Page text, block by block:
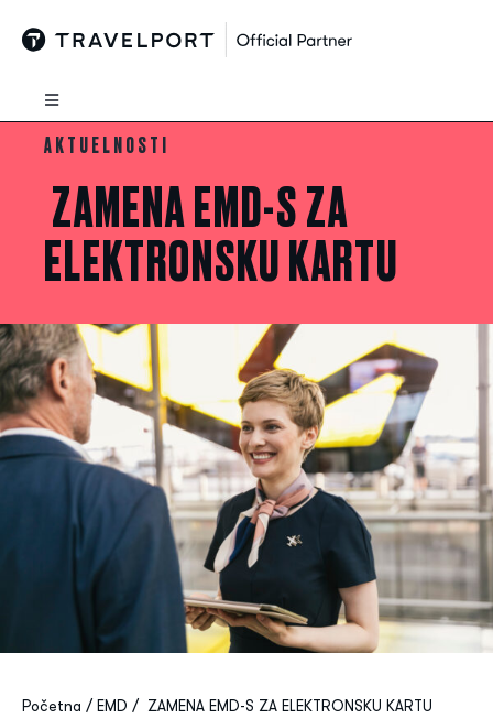
Toggle
Rešenja
Proizvodi
O nama
Podrška
Menu Item
AKTUELNOSTI
ZAMENA EMD-S ZA
ELEKTRONSKU KARTU
Početna /EMD / ZAMENA EMD-S ZA ELEKTRONSKU KARTU